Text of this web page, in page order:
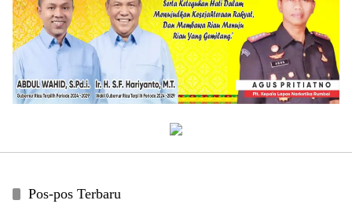
Pos-pos Terbaru